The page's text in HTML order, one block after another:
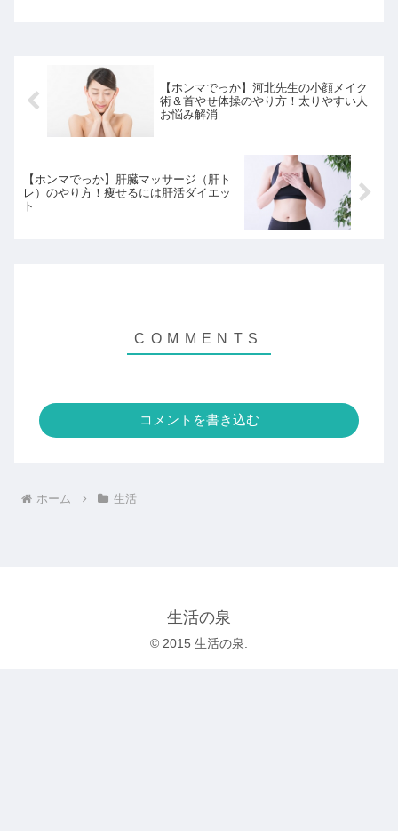
【ホンマでっか】河北先生の小顔メイク
術＆首やせ体操のやり方！太りやすい人
お悩み解消
【ホンマでっか】肝臓マッサージ（肝ト
レ）のやり方！痩せるには肝活ダイエッ
ト
コメントを書き込む
ホーム 生活
生活の泉
© 2015 生活の泉.